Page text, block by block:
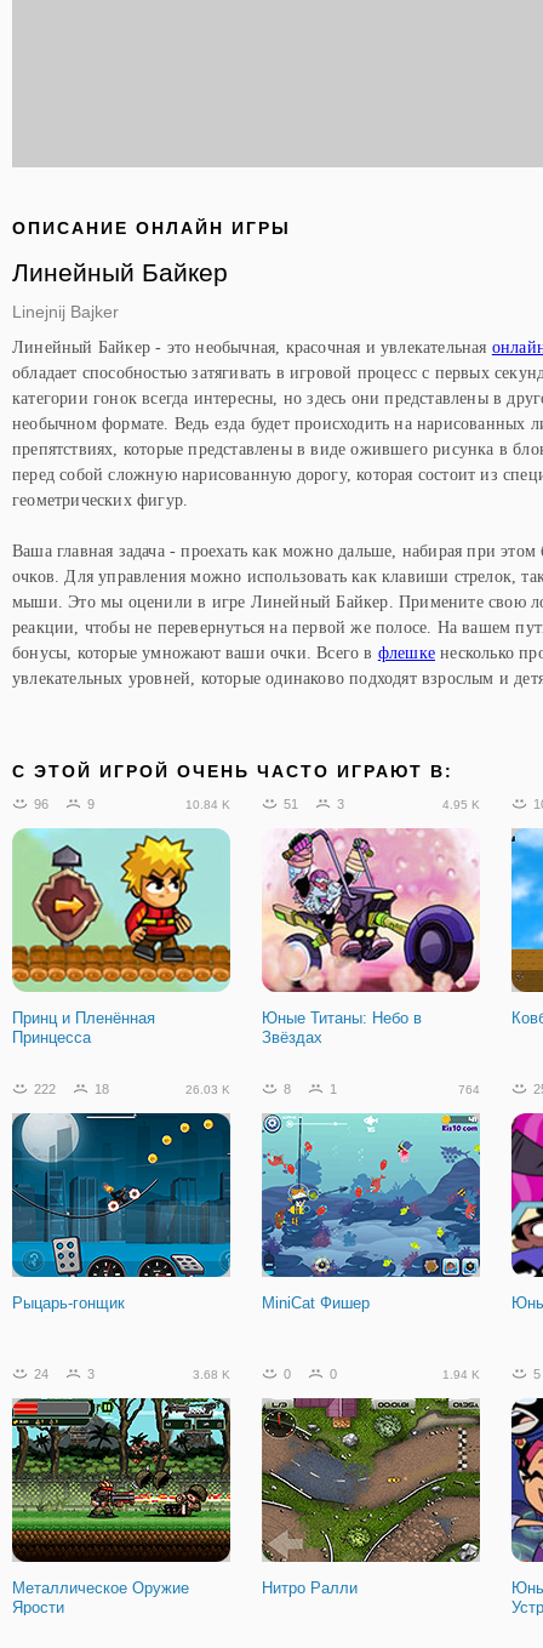
ОПИСАНИЕ ОНЛАЙН ИГРЫ
Линейный Байкер
Linejnij Bajker
Линейный Байкер - это необычная, красочная и увлекательная
обладает способностью затягивать в игровой процесс с первых
категории гонок всегда интересны, но здесь они представлены в
необычном формате. Ведь езда будет происходить на нарисованных
препятствиях, которые представлены в виде ожившего рисунка в
перед собой сложную нарисованную дорогу, которая состоит из
геометрических фигур.
Ваша главная задача - проехать как можно дальше, набирая при
очков. Для управления можно использовать как клавиши стрелок,
мыши. Это мы оценили в игре Линейный Байкер. Примените свою
реакции, чтобы не перевернуться на первой же полосе. На вашем
бонусы, которые умножают ваши очки. Всего в флешке несколько
увлекательных уровней, которые одинаково подходят взрослым и
C ЭТОЙ ИГРОЙ ОЧЕНЬ ЧАСТО ИГРАЮТ В:
96 9 10.84 K
Принц и Пленённая
Принцесса
51 3 4.95 K
Юные Титаны: Небо в
Звёздах
222 18 26.03 K
Рыцарь-гонщик
8 1 764
MiniCat Фишер
24 3 3.68 K
Металлическое Оружие
Ярости
0 0 1.94 K
Нитро Ралли
5